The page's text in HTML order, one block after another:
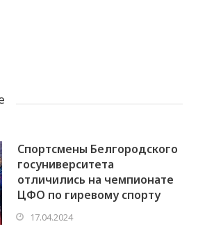
Спортсмены Белгородского
госуниверситета
отличились на чемпионате
ЦФО по гиревому спорту
17.04.2024